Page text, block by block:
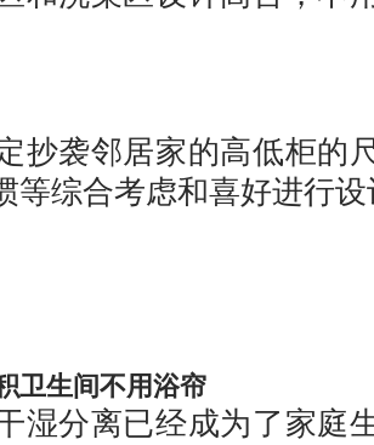
袭邻居家的高低柜的
等综合考虑和喜好进行
生间不用浴帘
分离已经成为了家庭